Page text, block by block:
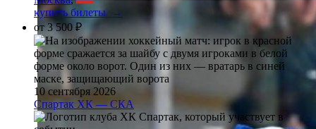
купить билеты →
от3 500 ₽
10 сентября 2026
Спартак ХК — СКА